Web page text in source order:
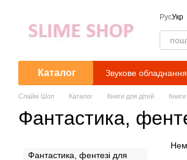
РусУкр
Каталог Звукове обладнання
Слайм Шоп Каталог Книги для дітей
Фантастика,
Фантастика, фентезі для